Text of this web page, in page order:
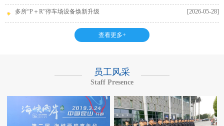
多所“P＋R”停车场设备焕新升级 [2026-05-28]
查看更多+
员工风采
Staff Presence